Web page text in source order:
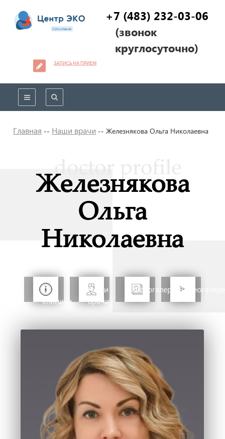
+7 (483) 232-03-06
(звонок
круглосуточно)
ЗАПИСЬ НА ПРИЕМ
Главная -- Наши врачи -- Железнякова Ольга Николаевна
Железнякова
Ольга
Николаевна
О
клинике
Наши
врачи
Фотогалерея